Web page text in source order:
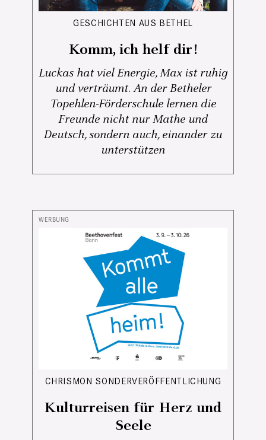
GESCHICHTEN AUS BETHEL
Komm, ich helf dir!
Luckas hat viel Energie, Max ist ruhig
und verträumt. An der Betheler
Topehlen-Förderschule lernen die
Freunde nicht nur Mathe und
Deutsch, sondern auch, einander zu
unterstützen
CHRISMON SONDERVERÖFFENTLICHUNG
Kulturreisen für Herz und
Seele